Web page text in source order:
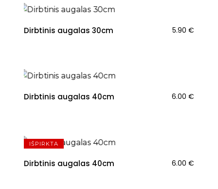
Dirbtinis augalas 30cm 5.90 €
Dirbtinis augalas 40cm 6.00 €
IŠPIRKTA
Dirbtinis augalas 40cm 6.00 €